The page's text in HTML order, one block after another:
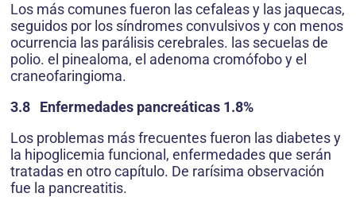
Los más comunes fueron las cefaleas y las jaquecas,
seguidos por los síndromes convulsivos y con menos
ocurrencia las parálisis cerebrales. las secuelas de
polio. el pinealoma, el adenoma cromófobo y el
craneofaringioma.
3.8 Enfermedades pancreáticas 1.8%
Los problemas más frecuentes fueron las diabetes y
la hipoglicemia funcional, enfermedades que serán
tratadas en otro capítulo. De rarísima observación
fue la pancreatitis.